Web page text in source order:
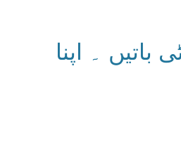
باتیں ۔ اپنا